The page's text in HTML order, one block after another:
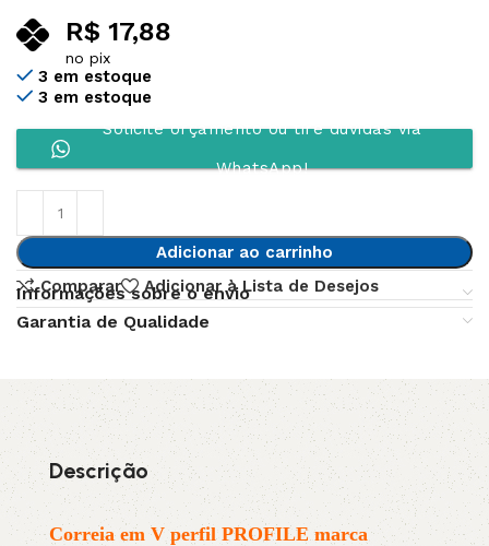
R$ 17,88
no pix
3 em estoque
3 em estoque
Solicite orçamento ou tire dúvidas via
WhatsApp!
Adicionar ao carrinho
Comparar
Adicionar à Lista de Desejos
Informações sobre o envio
Garantia de Qualidade
Descrição
Correia em V perfil PROFILE marca